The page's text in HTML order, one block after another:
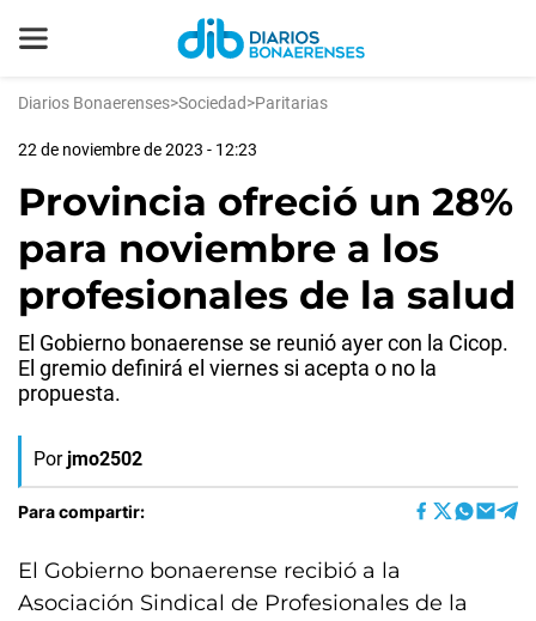
Diarios Bonaerenses>Sociedad>Paritarias
22 de noviembre de 2023 - 12:23
Provincia ofreció un 28%
para noviembre a los
profesionales de la salud
El Gobierno bonaerense se reunió ayer con la Cicop.
El gremio definirá el viernes si acepta o no la
propuesta.
Por jmo2502
Para compartir:
El Gobierno bonaerense recibió a la
Asociación Sindical de Profesionales de la